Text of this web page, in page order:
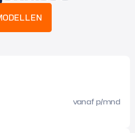
vanaf p/mnd